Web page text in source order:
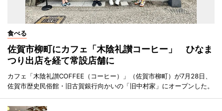
食べる
佐賀市柳町にカフェ「木陰礼讃コーヒー」 ひなま
つり出店を経て常設店舗に
カフェ「木陰礼讃COFFEE（コーヒー）」（佐賀市柳町）が7月28日、
佐賀市歴史民俗館・旧古賀銀行向かいの「旧中村家」にオープンした。